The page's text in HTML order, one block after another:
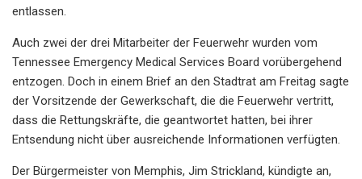
entlassen.
Auch zwei der drei Mitarbeiter der Feuerwehr wurden vom
Tennessee Emergency Medical Services Board vorübergehend
entzogen. Doch in einem Brief an den Stadtrat am Freitag sagte
der Vorsitzende der Gewerkschaft, die die Feuerwehr vertritt,
dass die Rettungskräfte, die geantwortet hatten, bei ihrer
Entsendung nicht über ausreichende Informationen verfügten.
Der Bürgermeister von Memphis, Jim Strickland, kündigte an,